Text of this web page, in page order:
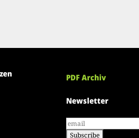
PDF Archiv
Newsletter